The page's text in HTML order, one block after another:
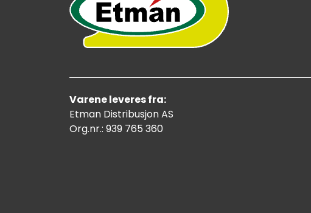
Varene leveres fra:
Etman Distribusjon AS
Org.nr.: 939 765 360